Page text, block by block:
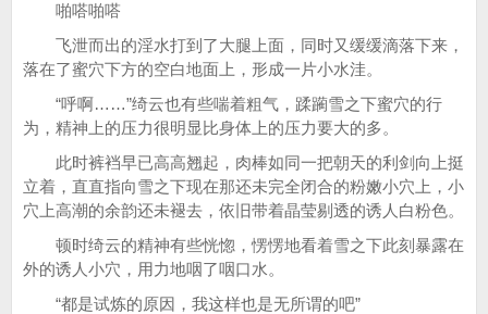
啪嗒啪嗒
飞泄而出的淫水打到了大腿上面，同时又缓缓滴落下来，
落在了蜜穴下方的空白地面上，形成一片小水洼。
“呼啊……”绮云也有些喘着粗气，蹂躏雪之下蜜穴的行
为，精神上的压力很明显比身体上的压力要大的多。
此时裤裆早已高高翘起，肉棒如同一把朝天的利剑向上挺
立着，直直指向雪之下现在那还未完全闭合的粉嫩小穴上，小
穴上高潮的余韵还未褪去，依旧带着晶莹剔透的诱人白粉色。
顿时绮云的精神有些恍惚，愣愣地看着雪之下此刻暴露在
外的诱人小穴，用力地咽了咽口水。
“都是试炼的原因，我这样也是无所谓的吧”